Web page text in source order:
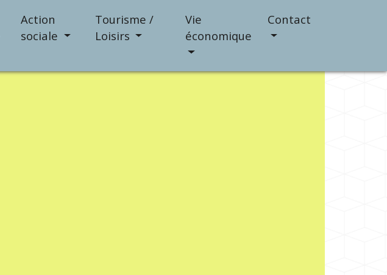
Action
sociale
Tourisme /
Loisirs
Vie
économique
Contact